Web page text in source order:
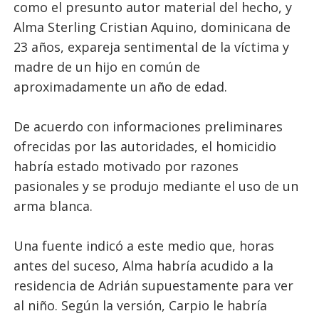
como el presunto autor material del hecho, y
Alma Sterling Cristian Aquino, dominicana de
23 años, expareja sentimental de la víctima y
madre de un hijo en común de
aproximadamente un año de edad.
De acuerdo con informaciones preliminares
ofrecidas por las autoridades, el homicidio
habría estado motivado por razones
pasionales y se produjo mediante el uso de un
arma blanca.
Una fuente indicó a este medio que, horas
antes del suceso, Alma habría acudido a la
residencia de Adrián supuestamente para ver
al niño. Según la versión, Carpio le habría